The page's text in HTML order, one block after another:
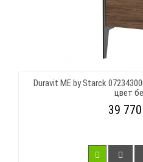
Duravit ME by Starck
цвет
39